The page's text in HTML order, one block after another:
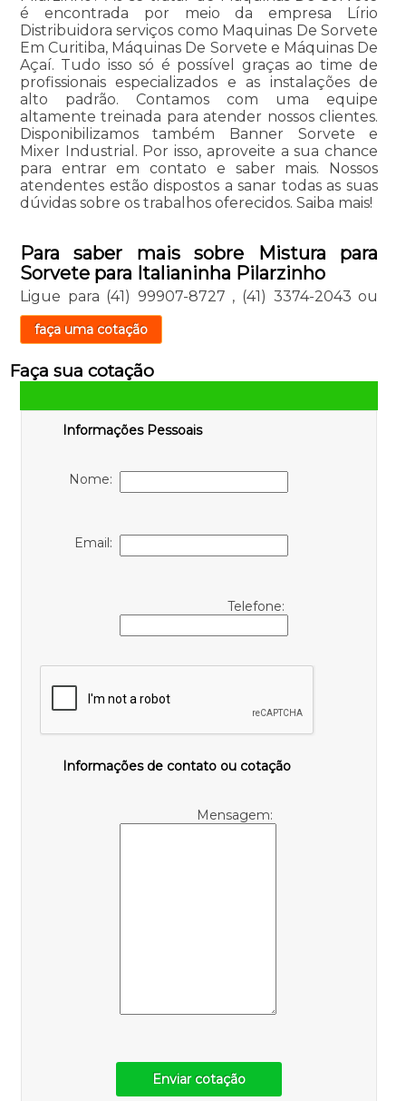
é encontrada por meio da empresa Lírio
Distribuidora serviços como Maquinas De Sorvete
Em Curitiba, Máquinas De Sorvete e Máquinas De
Açaí. Tudo isso só é possível graças ao time de
profissionais especializados e as instalações de
alto padrão. Contamos com uma equipe
altamente treinada para atender nossos clientes.
Disponibilizamos também Banner Sorvete e
Mixer Industrial. Por isso, aproveite a sua chance
para entrar em contato e saber mais. Nossos
atendentes estão dispostos a sanar todas as suas
dúvidas sobre os trabalhos oferecidos. Saiba mais!
Para saber mais sobre Mistura para
Sorvete para Italianinha Pilarzinho
Ligue para (41) 99907-8727 , (41) 3374-2043 ou
faça uma cotação
Faça sua cotação
Informações Pessoais
Nome:
Email:
Telefone:
Informações de contato ou cotação
Mensagem:
Enviar cotação